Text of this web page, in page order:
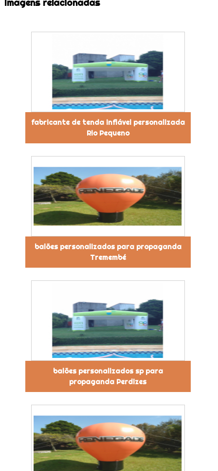
Imagens relacionadas
fabricante de tenda inflável personalizada
Rio Pequeno
balões personalizados para propaganda
Tremembé
balões personalizados sp para
propaganda Perdizes